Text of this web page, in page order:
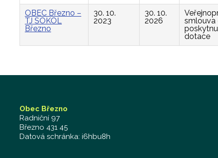
OBEC Březno –
TJ SOKOL
Březno
30. 10.
2023
30. 10.
2026
smlouva
dotace
Obec Březno
Radniční 97
Březno 431 45
Datová schránka: i6hbu8h